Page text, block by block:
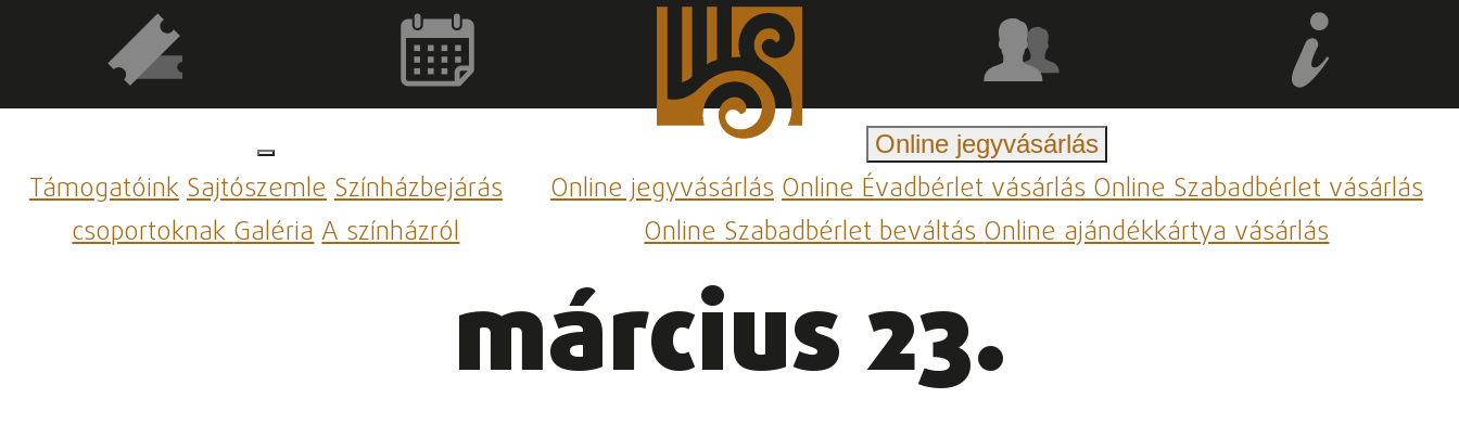
TámogatóinkSajtószemleSzínházbejárás
csoportoknakGalériaA színházról
Online jegyvásárlás
Online jegyvásárlásOnline Évadbérlet vásárlásOnline Szabadbérlet vásárlás
Online Szabadbérlet beváltásOnline ajándékkártya vásárlás
március 23.